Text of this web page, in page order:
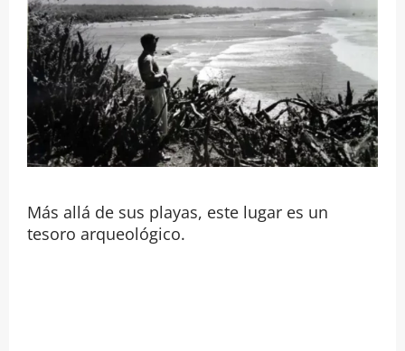
Más allá de sus playas, este lugar es un
tesoro arqueológico.